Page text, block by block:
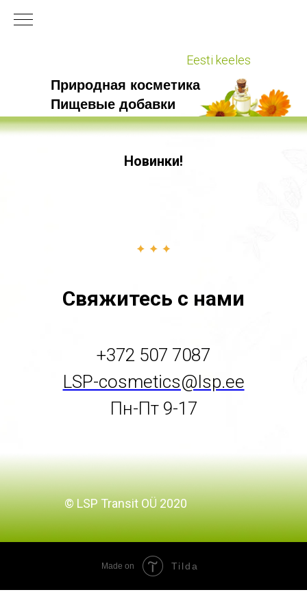
Eesti keeles
Природная косметика
Пищевые добавки
Новинки!
Свяжитесь с нами
+372 507 7087
LSP-cosmetics@lsp.ee
Пн-Пт 9-17
© LSP Transit OÜ 2020
Made on Tilda